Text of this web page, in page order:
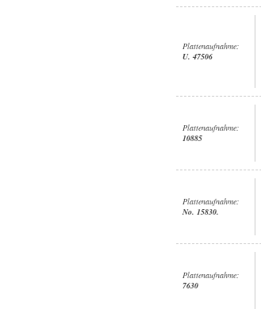
Plattenaufnahme:
U. 47506
Plattenaufnahme:
10885
Plattenaufnahme:
No. 15830.
Plattenaufnahme:
7630